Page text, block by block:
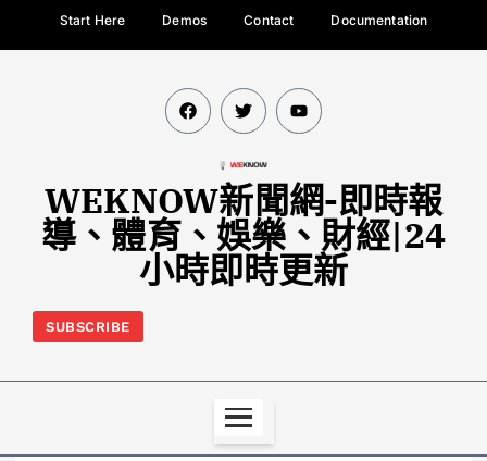
Start Here Demos Contact Documentation
WEKNOW新聞網-即時報
導、體育、娛樂、財經|24
小時即時更新
SUBSCRIBE